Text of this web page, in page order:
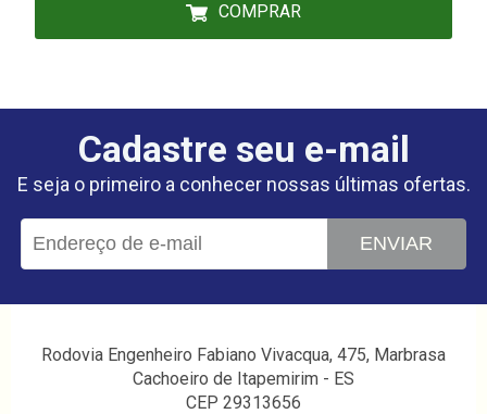
COMPRAR
Cadastre seu e-mail
E seja o primeiro a conhecer nossas últimas ofertas.
ENVIAR
Rodovia Engenheiro Fabiano Vivacqua, 475, Marbrasa
Cachoeiro de Itapemirim - ES
CEP 29313656